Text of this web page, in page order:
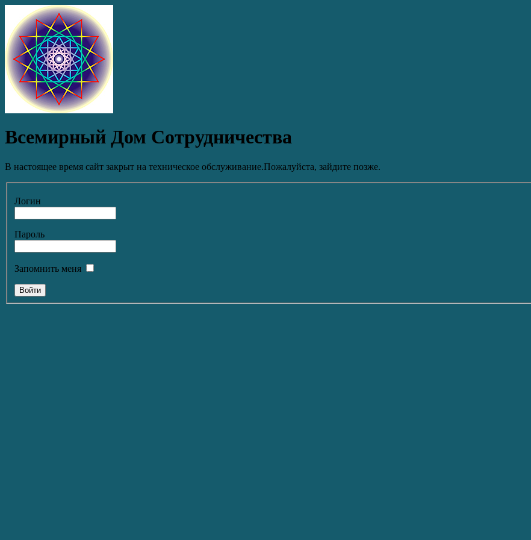
Всемирный Дом Сотрудничества
В настоящее время сайт закрыт на техническое обслуживание.Пожалуйста, зайдите позже.
Логин
Пароль
Запомнить меня